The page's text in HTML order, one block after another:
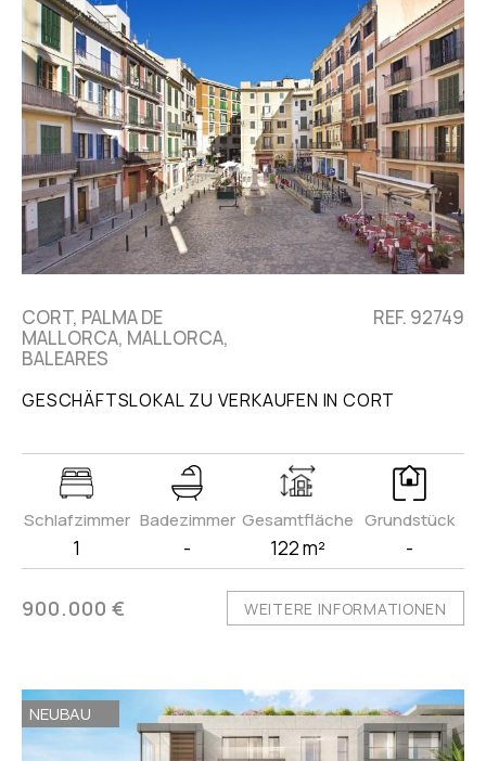
CORT, PALMA DE
MALLORCA, MALLORCA,
BALEARES
REF. 92749
GESCHÄFTSLOKAL ZU VERKAUFEN IN CORT
Schlafzimmer
1
Badezimmer
-
Gesamtfläche
122 m²
Grundstück
-
900.000 € WEITERE INFORMATIONEN
NEUBAU